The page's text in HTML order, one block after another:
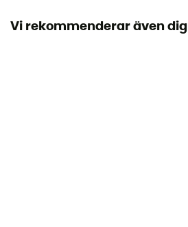
Vi rekommenderar även dig